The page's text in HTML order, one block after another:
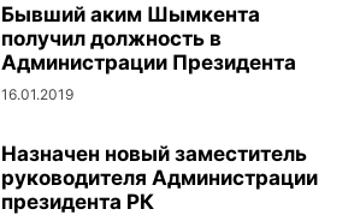
Бывший аким Шымкента
получил должность в
Администрации Президента
16.01.2019
Назначен новый заместитель
руководителя Администрации
президента РК